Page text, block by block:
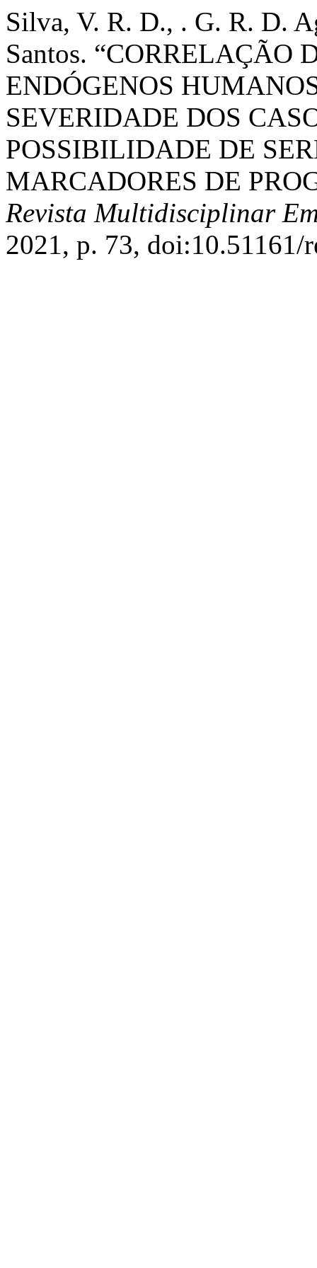
Silva, V. R. D., . G. R. D.
Santos. “CORRELAÇÃO
ENDÓGENOS
SEVERIDADE DOS
POSSIBILIDADE DE
MARCADORES DE
Revista Multidisciplinar
2021, p. 73, doi:10.51161/